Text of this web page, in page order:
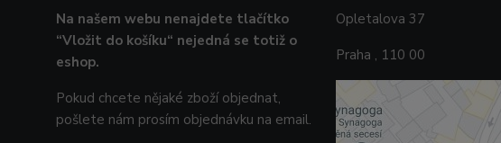
Na našem webu nenajdete tlačítko
“Vložit do košíku“ nejedná se totiž o
eshop.
Pokud chcete nějaké zboží objednat,
pošlete nám prosím objednávku na email.
Opletalova 37
Praha , 110 00